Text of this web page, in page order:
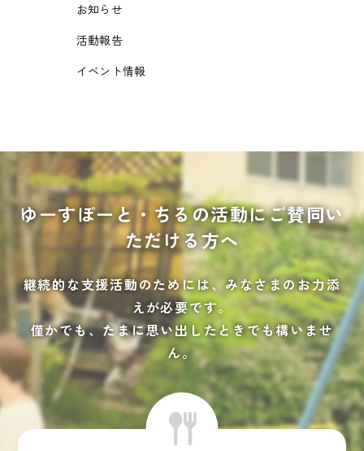
お知らせ
活動報告
イベント情報
ゆーすぽーと・ちるの活動にご賛同い
ただける方へ
継続的な支援活動のためには、みなさまのお力添
えが必要です。
僅かでも、たまに思い出したときでも構いませ
ん。